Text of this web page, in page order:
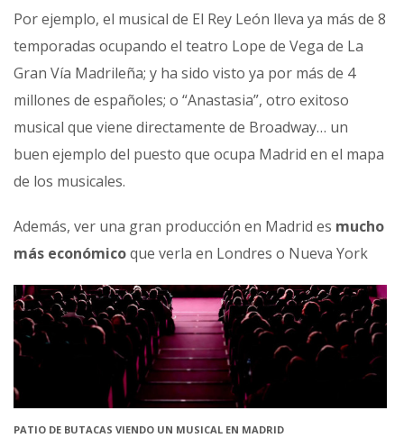
Por ejemplo, el musical de El Rey León lleva ya más de 8
temporadas ocupando el teatro Lope de Vega de La
Gran Vía Madrileña; y ha sido visto ya por más de 4
millones de españoles; o “Anastasia”, otro exitoso
musical que viene directamente de Broadway… un
buen ejemplo del puesto que ocupa Madrid en el mapa
de los musicales.
Además, ver una gran producción en Madrid es mucho
más económicoque verla en Londres o Nueva York
PATIO DE BUTACAS VIENDO UN MUSICAL EN MADRID